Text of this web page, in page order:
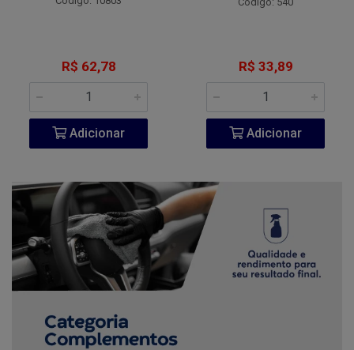
R$ 62,78
Adicionar
R$ 33,89
Adicionar